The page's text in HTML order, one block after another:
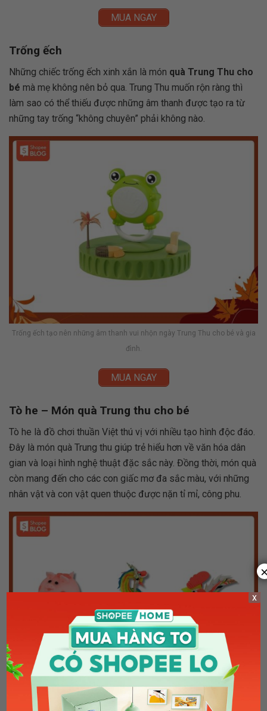
MUA NGAY
Trống ếch
Những chiếc trống ếch xinh xắn là món quà Trung Thu cho
bé mà mẹ không nên bỏ qua. Trung Thu muốn rộn ràng thì
làm sao có thể thiếu được những âm thanh được tạo ra từ
những tay trống “không chuyên” phải không nào.
Trống ếch tạo nên những âm thanh vui nhộn ngày Trung Thu cho bé và gia
đình.
MUA NGAY
Tò he – Món quà Trung thu cho bé
Tò he là đồ chơi thuần Việt thú vị với nhiều tạo hình độc đáo.
Đây là món quà Trung thu giúp trẻ hiểu hơn về văn hóa dân
gian và loại hình nghệ thuật đặc sắc này. Đồng thời, món quà
còn mang đến cho các con giấc mơ đa sắc màu, với những
nhân vật và con vật quen thuộc được nặn tỉ mỉ, công phu.
Bạn có thể tặng trẻ tò he làm quà Trung thu (Nguồn: Shopee Blog)
x